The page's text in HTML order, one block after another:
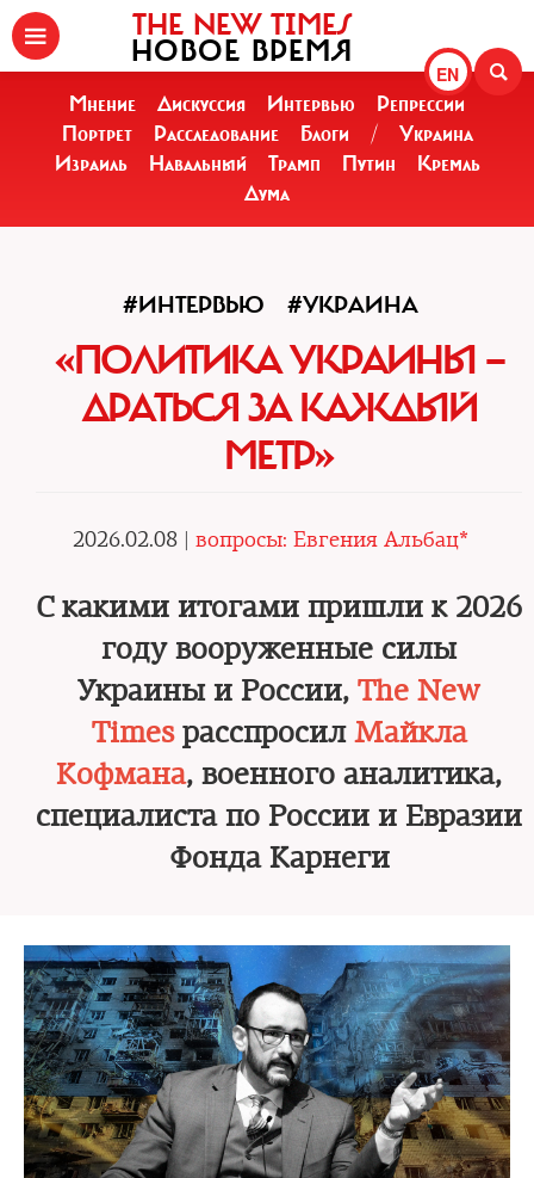
EN
THE NEW TIMES
НОВОЕ ВРЕМЯ
Мнение Дискуссия Интервью
Репрессии
Портрет
Расследование Блоги /
Украина
Израиль
Навальный Трамп Путин
Кремль
Дума
#ИНТЕРВЬЮ #УКРАИНА
«ПОЛИТИКА УКРАИНЫ —
ДРАТЬСЯ ЗА КАЖДЫЙ
МЕТР»
2026.02.08 | вопросы: Евгения Альбац*
С какими итогами пришли к 2026
году вооруженные силы
Украины и России, The New
Timesрасспросил Майкла
Кофмана, военного аналитика,
специалиста по России и Евразии
Фонда Карнеги